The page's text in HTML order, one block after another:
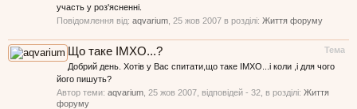
участь у роз'ясненні.
Повідомлення від: aqvarium 25 жов 2007 в розділі: Життя форуму
Тема
Що таке ІМХО...?
Добрий день. Хотів у Вас спитати,що таке ІМХО...і коли ,і для чого
його пишуть?
Автор теми: aqvarium 25 жов 2007 , відповідей - 32, в розділі: Життя
форуму